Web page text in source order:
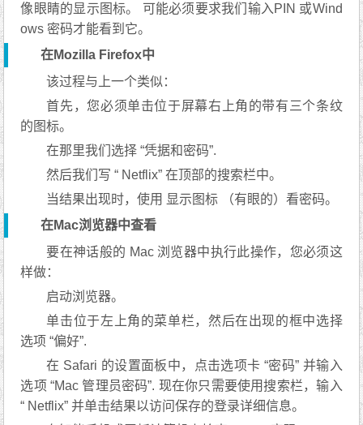
像眼睛的显示图标。 可能必须要求我们输入PIN 或Wind
ows 密码才能看到它。
在Mozilla Firefox中
该过程与上一个类似：
首先，您必须单击位于屏幕右上角的带有三个条纹
的图标。
在那里我们选择 “凭据和密码”.
然后我们写 “ Netflix” 在顶部的搜索栏中。
当结果出现时，使用 显示图标 （有眼的）看密码。
在Mac浏览器中查看
要在神话般的 Mac 浏览器中执行此操作，您必须这
样做：
启动浏览器。
单击位于左上角的菜单栏，然后在出现的框中选择
选项 “偏好”.
在 Safari 的设置面板中，点击选项卡 “密码” 并输入
选项 “Mac 管理员密码”. 现在你只需要使用搜索栏，输入
“ Netflix” 并单击结果以访问保存的登录详细信息。